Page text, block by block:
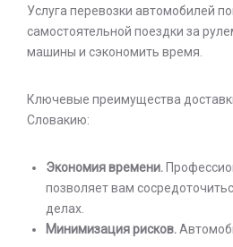
Услуга перевозки автомобилей
самостоятельной поездки за
машины и сэкономить время.
Ключевые преимущества
Словакию:
Экономия времени.
позволяет вам
делах.
Минимизация рисков.